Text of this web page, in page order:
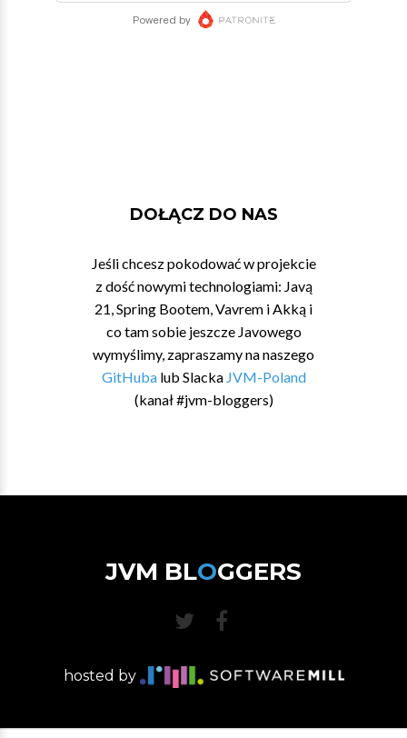
DOŁĄCZ DO NAS
Jeśli chcesz pokodować w projekcie
z dość nowymi technologiami: Javą
21, Spring Bootem, Vavrem i Akką i
co tam sobie jeszcze Javowego
wymyślimy, zapraszamy na naszego
GitHubalub Slacka JVM-Poland
(kanał #jvm-bloggers)
JVM BLOGGERS
hosted by